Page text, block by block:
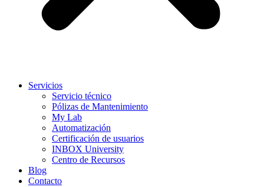
Servicios
Servicio técnico
Pólizas de Mantenimiento
My Lab
Automatización
Certificación de usuarios
INBOX University
Centro de Recursos
Blog
Contacto